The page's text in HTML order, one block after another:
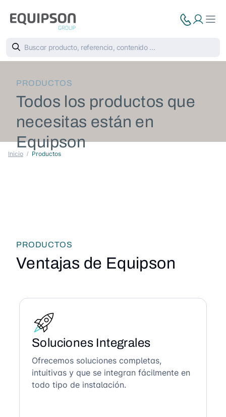
PRODUCTOS
Todos los productos que
necesitas están en
Equipson
Inicio Productos
PRODUCTOS
Ventajas de Equipson
Soluciones Integrales
Ofrecemos soluciones completas,
intuitivas y que se integran fácilmente en
todo tipo de instalación.